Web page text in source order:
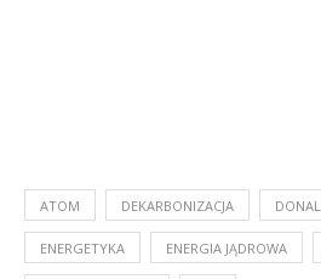
ATOM DEKARBONIZACJA
ENERGETYKA ENERGIA JĄDROWA